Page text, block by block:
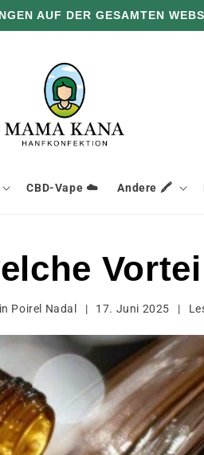
AUF DER GESAMTEN
CBD-Vape ☁️ Andere 🖍️
Poirel Nadal | 17. Juni 2025 |